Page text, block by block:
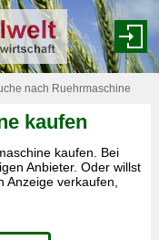
nach Ruehrmaschine
kaufen
kaufen. Bei
Anbieter. Oder willst
verkaufen,